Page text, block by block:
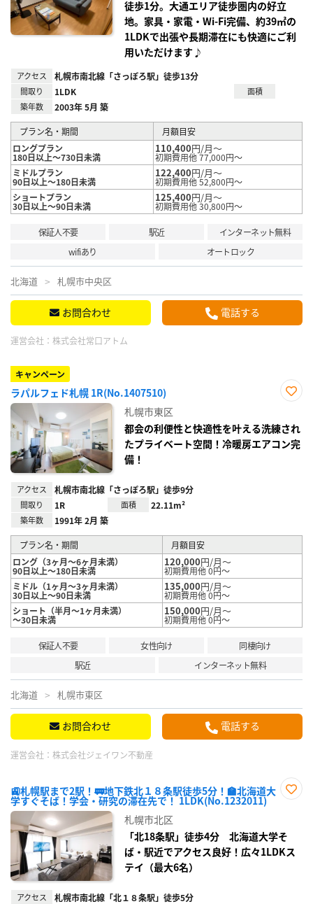
徒歩1分。大通エリア徒歩圏内の好立
地。家具・家電・Wi-Fi完備、約39㎡の
1LDKで出張や長期滞在にも快適にご利
用いただけます♪
アクセス 札幌市南北線「さっぽろ駅」徒歩13分
間取り 1LDK
面積
築年数
2003年 5月 築
プラン名・期間
月額目安
ロングプラン
180日以上～730日未満
110,400円/月～
初期費用他 77,000円～
ミドルプラン
90日以上～180日未満
122,400円/月～
初期費用他 52,800円～
ショートプラン
30日以上～90日未満
125,400円/月～
初期費用他 30,800円～
保証人不要 駅近
インターネット無料
wifiあり
オートロック
北海道 札幌市中央区
お問合わせ 電話する
運営会社： 株式会社常口アトム
キャンペーン
ラパルフェド札幌 1R(No.1407510)
り登
録
札幌市東区
都会の利便性と快適性を叶える洗練され
たプライベート空間！冷暖房エアコン完
備！
アクセス 札幌市南北線「さっぽろ駅」徒歩9分
間取り 1R 面積 22.11m²
築年数 1991年 2月 築
プラン名・期間
月額目安
ロング（3ヶ月～6ヶ月未満）
90日以上～180日未満
120,000円/月～
初期費用他 0円～
ミドル（1ヶ月～3ヶ月未満）
30日以上～90日未満
135,000円/月～
初期費用他 0円～
ショート（半月～1ヶ月未満）
～30日未満
150,000円/月～
初期費用他 0円～
保証人不要 女性向け
同棲向け
駅近
インターネット無料
北海道 札幌市東区
お問合わせ 電話する
運営会社： 株式会社ジェイワン不動産
🚉札幌駅まで2駅！🚃地下鉄北１８条駅徒歩5分！🏫北海道大
学すぐそば！学会・研究の滞在先で！ 1LDK(No.1232011)
録
札幌市北区
「北18条駅」徒歩4分 北海道大学そ
ば・駅近でアクセス良好！広々1LDKス
テイ（最大6名）
アクセス 札幌市南北線「北１８条駅」徒歩5分